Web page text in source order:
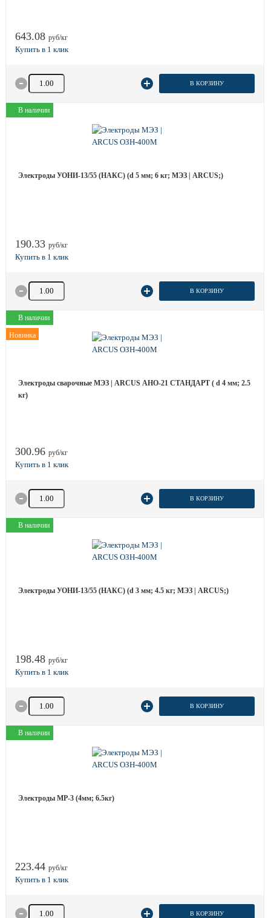
643.08 руб/кг
Количество товара В КОРЗИНУ
В наличии
Электроды УОНИ-13/55 (НАКС) (d 5 мм; 6 кг; МЭЗ | ARCUS;)
190.33 руб/кг
Количество товара В КОРЗИНУ
В наличии
Новинка
Электроды сварочные МЭЗ | ARCUS АНО-21 СТАНДАРТ ( d 4 мм; 2.5
кг)
300.96 руб/кг
Количество товара В КОРЗИНУ
В наличии
Электроды УОНИ-13/55 (НАКС) (d 3 мм; 4.5 кг; МЭЗ | ARCUS;)
198.48 руб/кг
Количество товара В КОРЗИНУ
В наличии
Электроды МР-3 (4мм; 6.5кг)
223.44 руб/кг
Количество товара В КОРЗИНУ